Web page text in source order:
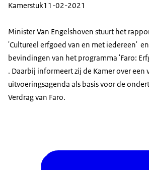
Kamerstuk11-02-2021
Minister Van Engelshoven stuurt het
'Cultureel erfgoed van en met iedereen'
bevindingen van het programma 'Faro:
. Daarbij informeert zij de Kamer over een
uitvoeringsagenda als basis voor de
Verdrag van Faro.